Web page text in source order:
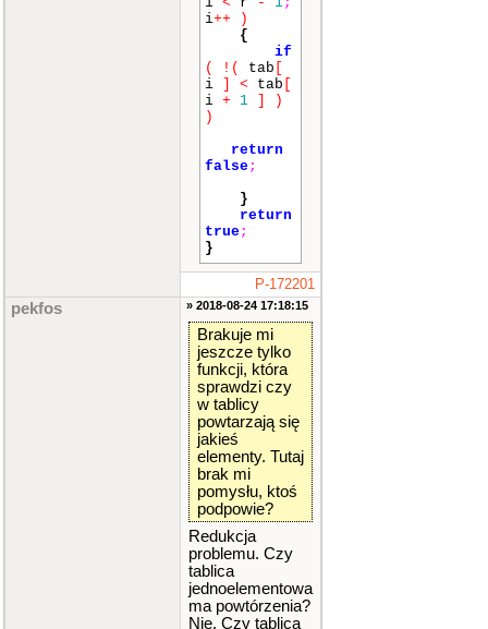
i++
)
{
if
(
! ( tab
i
< tab
i + 1
)
)
return
false;
}
return
true;
}
malej
e( int *t
ab)
{
for ( i
nti= 0;
i<r- 1;
i++ )
{
if
( !(
i] >tab[
i+ 1
)
return
false;
return
true;
}
P-172201
pekfos » 2018-08-24 17:18:15
Brakuje mi
jeszcze tylko
funkcji, która
sprawdzi czy
w tablicy
powtarzają się
jakieś
elementy. Tutaj
brak mi
pomysłu, ktoś
podpowie?
Redukcja
problemu. Czy
tablica
jednoelementowa
ma powtórzenia?
Nie. Czy tablica